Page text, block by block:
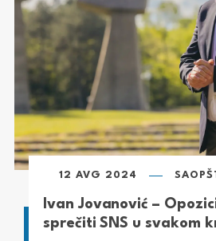
12 AVG 2024
Ivan Jovanović –
sprečiti SNS u svakom